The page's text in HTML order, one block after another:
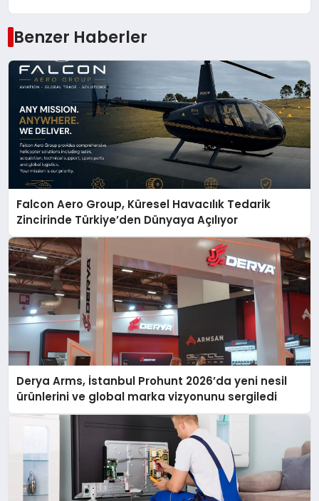
Benzer Haberler
Falcon Aero Group, Küresel Havacılık Tedarik
Zincirinde Türkiye’den Dünyaya Açılıyor
Derya Arms, İstanbul Prohunt 2026’da yeni nesil
ürünlerini ve global marka vizyonunu sergiledi